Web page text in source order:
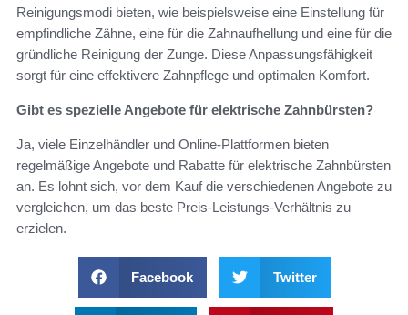
Reinigungsmodi bieten, wie beispielsweise eine Einstellung für
empfindliche Zähne, eine für die Zahnaufhellung und eine für die
gründliche Reinigung der Zunge. Diese Anpassungsfähigkeit
sorgt für eine effektivere Zahnpflege und optimalen Komfort.
Gibt es spezielle Angebote für elektrische Zahnbürsten?
Ja, viele Einzelhändler und Online-Plattformen bieten
regelmäßige Angebote und Rabatte für elektrische Zahnbürsten
an. Es lohnt sich, vor dem Kauf die verschiedenen Angebote zu
vergleichen, um das beste Preis-Leistungs-Verhältnis zu
erzielen.
Facebook Twitter